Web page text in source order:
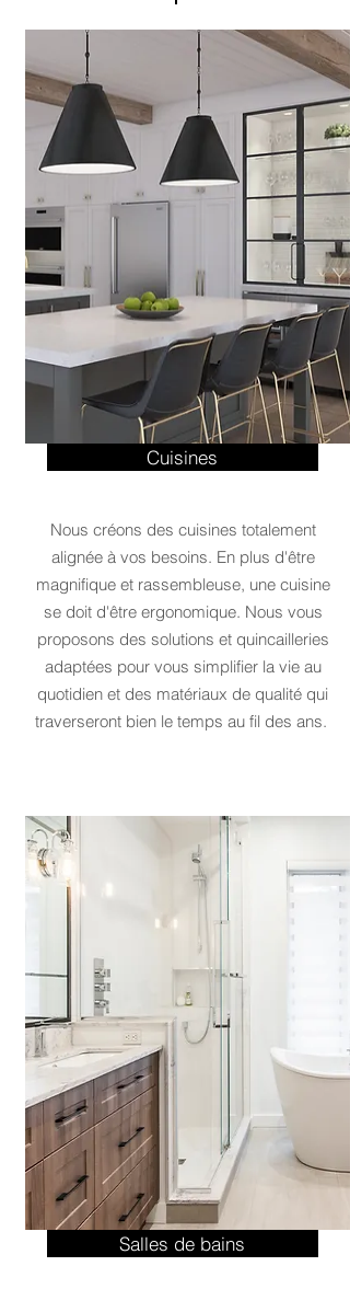
Cuisines
Nous créons des cuisines totalement
alignée à vos besoins. En plus d'être
magnifique et rassembleuse, une cuisine
se doit d'être ergonomique. Nous vous
proposons des solutions et quincailleries
adaptées pour vous simplifier la vie au
quotidien et des matériaux de qualité qui
traverseront bien le temps au fil des ans.
Salles de bains